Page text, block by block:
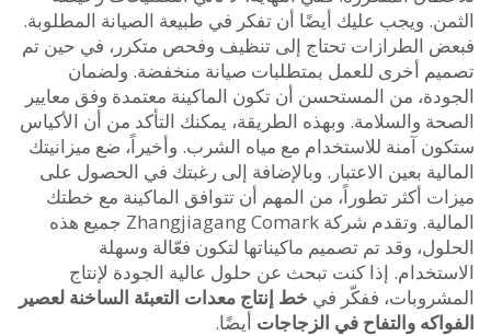
ويجب عليك أيضًا أن تفكر في طبيعة الصيانة المطلوبة.
الطرازات تحتاج إلى تنظيف وفحص متكرر، في حين تم
أخرى للعمل بمتطلبات صيانة منخفضة. ولضمان
من المستحسن أن تكون الماكينة معتمدة وفق معايير
والسلامة. وبهذه الطريقة، يمكنك التأكد من أن الأكياس
آمنة للاستخدام مع مياه الشرب. وأخيراً، ضع ميزانيتك
بعين الاعتبار. وبالإضافة إلى رغبتك في الحصول على
أكثر تطوراً، من المهم أن تتوافق الماكينة مع خطتك
المالية. وتقدم شركة Zhangjiagang Comark جميع هذه
وقد تم تصميم ماكيناتها لتكون فعّالة وسهلة
إذا كنت تبحث عن حلول عالية الجودة لإنتاج
ففكّر فيخط إنتاج معدات التعبئة الساخنة لعصير
والتفاح في الزجاجاتأيضًا.